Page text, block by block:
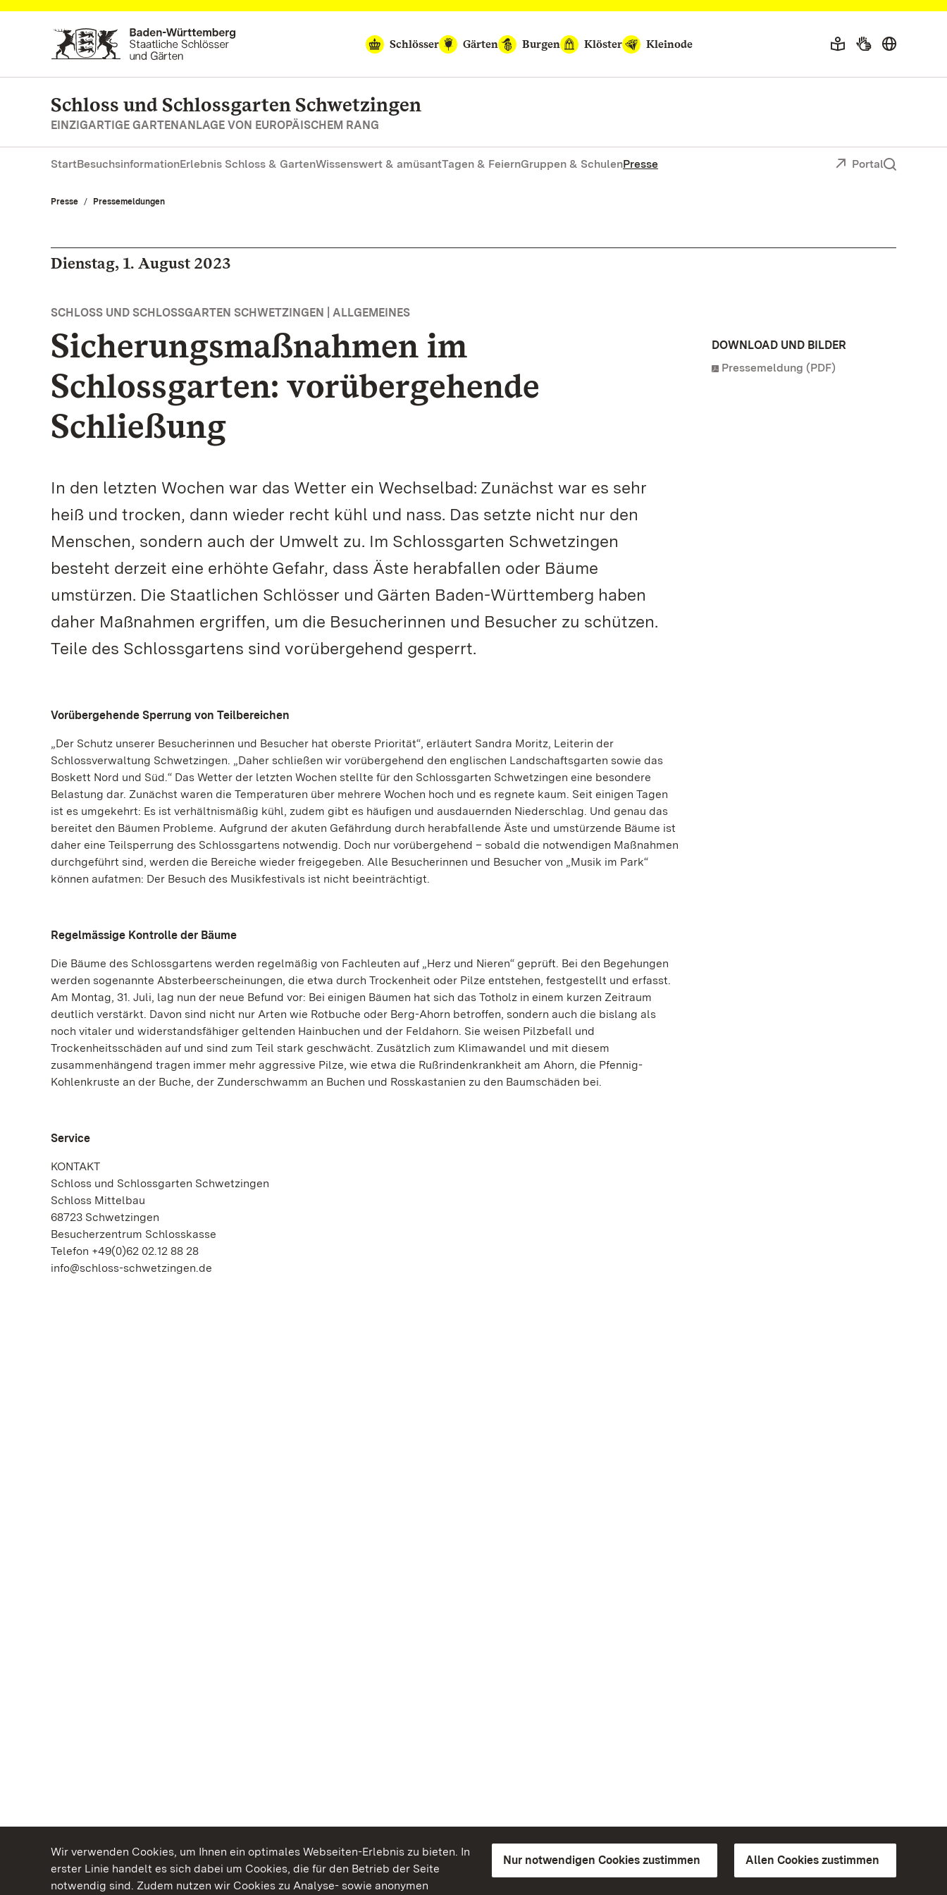
Wir verwenden Cookies, um Ihnen ein optimales Webseiten-Erlebnis zu bieten. In
erster Linie handelt es sich dabei um Cookies, die für den Betrieb der Seite
notwendig sind. Zudem nutzen wir Cookies zu Analyse- sowie anonymen
Nur notwendigen Cookies zustimmen Allen Cookies zustimmen
Zum Hauptinhalt springen
Schlösser
Gärten Burgen Klöster Kleinode
Schloss und Schlossgarten Schwetzingen
EINZIGARTIGE GARTENANLAGE VON EUROPÄISCHEM RANG
StartBesuchsinformationErlebnis Schloss & GartenWissenswert & amüsantTagen & FeiernGruppen & SchulenPresse Portal
Presse Pressemeldungen
Dienstag, 1. August 2023
SCHLOSS UND SCHLOSSGARTEN SCHWETZINGEN | ALLGEMEINES
Sicherungsmaßnahmen im
Schlossgarten: vorübergehende
Schließung
In den letzten Wochen war das Wetter ein Wechselbad: Zunächst war es sehr
heiß und trocken, dann wieder recht kühl und nass. Das setzte nicht nur den
Menschen, sondern auch der Umwelt zu. Im Schlossgarten Schwetzingen
besteht derzeit eine erhöhte Gefahr, dass Äste herabfallen oder Bäume
umstürzen. Die Staatlichen Schlösser und Gärten Baden-Württemberg haben
daher Maßnahmen ergriffen, um die Besucherinnen und Besucher zu schützen.
Teile des Schlossgartens sind vorübergehend gesperrt.
Vorübergehende Sperrung von Teilbereichen
„Der Schutz unserer Besucherinnen und Besucher hat oberste Priorität“, erläutert Sandra Moritz, Leiterin der
Schlossverwaltung Schwetzingen. „Daher schließen wir vorübergehend den englischen Landschaftsgarten sowie das
Boskett Nord und Süd.“ Das Wetter der letzten Wochen stellte für den Schlossgarten Schwetzingen eine besondere
Belastung dar. Zunächst waren die Temperaturen über mehrere Wochen hoch und es regnete kaum. Seit einigen Tagen
ist es umgekehrt: Es ist verhältnismäßig kühl, zudem gibt es häufigen und ausdauernden Niederschlag. Und genau das
bereitet den Bäumen Probleme. Aufgrund der akuten Gefährdung durch herabfallende Äste und umstürzende Bäume ist
daher eine Teilsperrung des Schlossgartens notwendig. Doch nur vorübergehend – sobald die notwendigen Maßnahmen
durchgeführt sind, werden die Bereiche wieder freigegeben. Alle Besucherinnen und Besucher von „Musik im Park“
können aufatmen: Der Besuch des Musikfestivals ist nicht beeinträchtigt.
Regelmässige Kontrolle der Bäume
Die Bäume des Schlossgartens werden regelmäßig von Fachleuten auf „Herz und Nieren“ geprüft. Bei den Begehungen
werden sogenannte Absterbeerscheinungen, die etwa durch Trockenheit oder Pilze entstehen, festgestellt und erfasst.
Am Montag, 31. Juli, lag nun der neue Befund vor: Bei einigen Bäumen hat sich das Totholz in einem kurzen Zeitraum
deutlich verstärkt. Davon sind nicht nur Arten wie Rotbuche oder Berg-Ahorn betroffen, sondern auch die bislang als
noch vitaler und widerstandsfähiger geltenden Hainbuchen und der Feldahorn. Sie weisen Pilzbefall und
Trockenheitsschäden auf und sind zum Teil stark geschwächt. Zusätzlich zum Klimawandel und mit diesem
zusammenhängend tragen immer mehr aggressive Pilze, wie etwa die Rußrindenkrankheit am Ahorn, die Pfennig-
Kohlenkruste an der Buche, der Zunderschwamm an Buchen und Rosskastanien zu den Baumschäden bei.
Service
KONTAKT
Schloss und Schlossgarten Schwetzingen
Schloss Mittelbau
68723 Schwetzingen
Besucherzentrum Schlosskasse
Telefon +49(0)62 02.12 88 28
info@schloss-schwetzingen.de
DOWNLOAD UND BILDER
Pressemeldung (PDF)